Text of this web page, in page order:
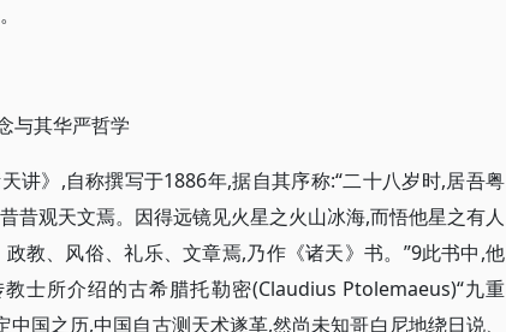
与其华严哲学
讲》,自称撰写于1886年,据自其序称:“二十八岁时,居吾粤
昔观天文焉。因得远镜见火星之火山冰海,而悟他星之有人
教、风俗、礼乐、文章焉,乃作《诸天》书。”9此书中,他
士所介绍的古希腊托勒密(Claudius Ptolemaeus)“九重
国之历,中国自古测天术遂革,然尚未知哥白尼地绕日说、